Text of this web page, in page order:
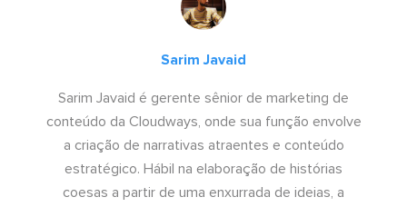
Sarim Javaid
Sarim Javaid é gerente sênior de marketing de
conteúdo da Cloudways, onde sua função envolve
a criação de narrativas atraentes e conteúdo
estratégico. Hábil na elaboração de histórias
coesas a partir de uma enxurrada de ideias, a